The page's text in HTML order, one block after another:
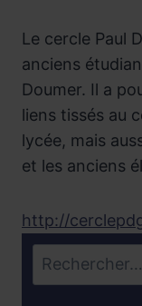
Le cercle Paul
anciens
Doumer. Il a
liens tissés au
lycée, mais
et les anciens
http://
Rechercher :